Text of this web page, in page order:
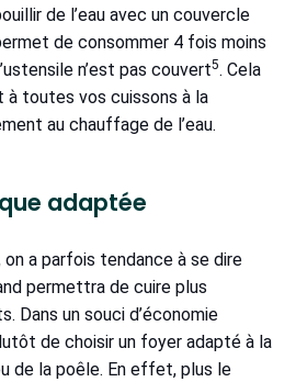
de l’eau avec un couvercle
de consommer 4 fois moins
n’est pas couvert5. Cela
à toutes vos cuissons à la
au chauffage de l’eau.
adaptée
on a parfois tendance à se dire
permettra de cuire plus
Dans un souci d’économie
de choisir un foyer adapté à la
de la poêle. En effet, plus le